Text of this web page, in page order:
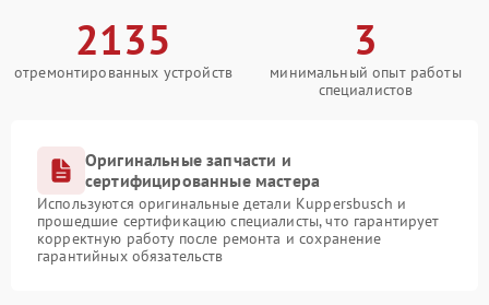
2135
отремонтированных устройств
3
минимальный опыт работы
специалистов
Оригинальные запчасти и
сертифицированные мастера
Используются оригинальные детали Kuppersbusch и
прошедшие сертификацию специалисты, что гарантирует
корректную работу после ремонта и сохранение
гарантийных обязательств